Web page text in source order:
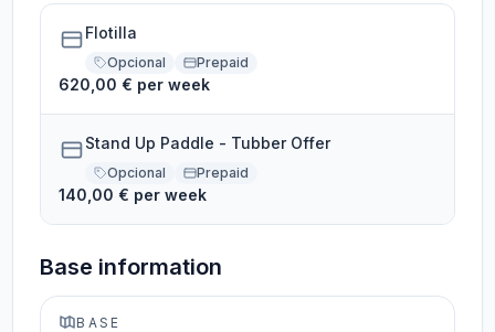
Flotilla
Opcional Prepaid
620,00 € per week
Stand Up Paddle - Tubber Offer
Opcional Prepaid
140,00 € per week
Base information
BASE